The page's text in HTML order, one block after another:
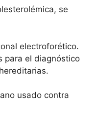
se
electroforético.
para el diagnóstico
usado contra